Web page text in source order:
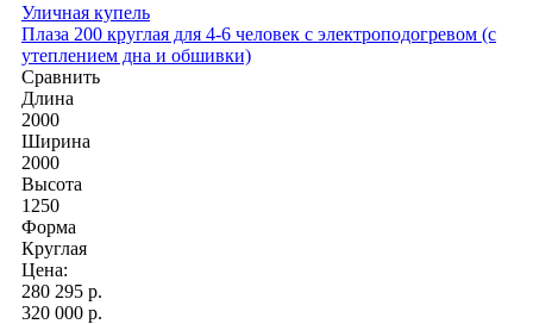
Уличная купель
Плаза 200 круглая для 4-6 человек с электроподогревом (с
утеплением дна и обшивки)
Сравнить
Длина
2000
Ширина
2000
Высота
1250
Форма
Круглая
Цена:
280 295 р.
320 000 р.